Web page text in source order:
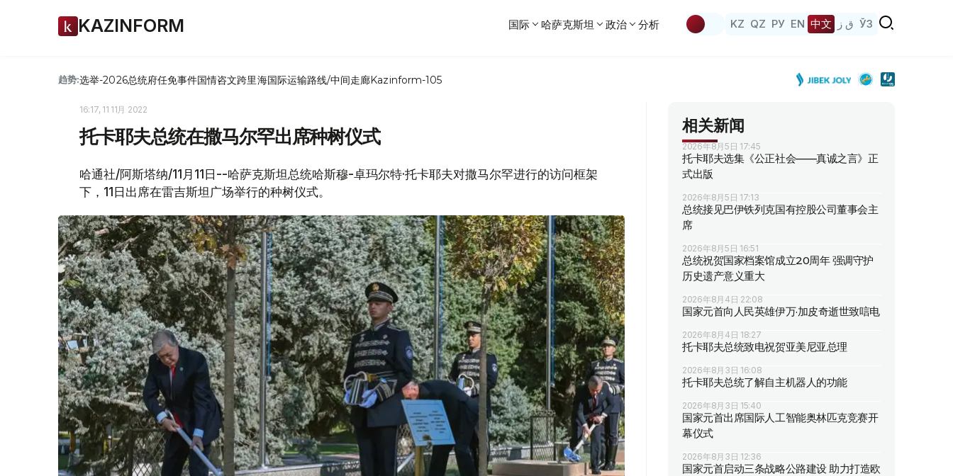
KAZINFORM 国际 哈萨克斯坦 政治 分析 KZ QZ РУ EN 中文 ق ز ЎЗ
趋势:选举-2026总统府任免事件国情咨文跨里海国际运输路线/中间走廊Kazinform-105
16:17, 11 11月 2022
托卡耶夫总统在撒马尔罕出席种树仪式
哈通社/阿斯塔纳/11月11日--哈萨克斯坦总统哈斯穆-卓玛尔特·托卡耶夫对撒马尔罕进行的访问框架
下，11日出席在雷吉斯坦广场举行的种树仪式。
相关新闻
2026年8月5日 17:45
托卡耶夫选集《公正社会——真诚之言》正
式出版
2026年8月5日 17:13
总统接见巴伊铁列克国有控股公司董事会主
席
2026年8月5日 16:51
总统祝贺国家档案馆成立20周年 强调守护
历史遗产意义重大
2026年8月4日 22:08
国家元首向人民英雄伊万·加皮奇逝世致唁电
2026年8月4日 18:27
托卡耶夫总统致电祝贺亚美尼亚总理
2026年8月3日 16:08
托卡耶夫总统了解自主机器人的功能
2026年8月3日 15:40
国家元首出席国际人工智能奥林匹克竞赛开
幕仪式
2026年8月3日 12:36
国家元首启动三条战略公路建设 助力打造欧